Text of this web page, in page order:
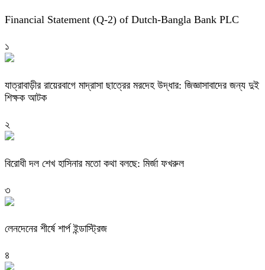
Financial Statement (Q-2) of Dutch-Bangla Bank PLC
১
যাত্রাবাড়ীর রায়েরবাগে মাদ্রাসা ছাত্রের মরদেহ উদ্ধার: জিজ্ঞাসাবাদের জন্য দুই
শিক্ষক আটক
২
বিরোধী দল শেখ হাসিনার মতো কথা বলছে: মির্জা ফখরুল
৩
লেনদেনের শীর্ষে শার্প ইন্ডাস্ট্রিজ
৪